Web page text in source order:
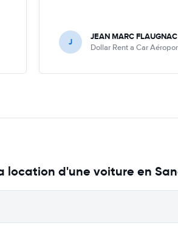
J JEAN MARC FLAUGNAC
Dollar Rent a Car
d'une voiture en